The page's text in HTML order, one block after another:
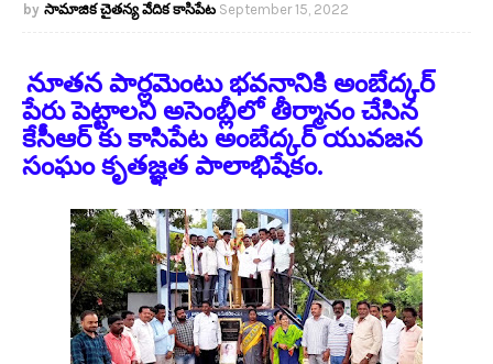
సామాజిక చైతన్య వేదిక కాసిపేట September 15, 2022
నూతన పార్లమెంటు భవనానికి అంబేద్కర్
పేరు పెట్టాలని అసెంబ్లీలో తీర్మానం చేసిన
కేసీఆర్ కు కాసిపేట అంబేద్కర్ యువజన
సంఘం కృతజ్ఞత పాలాభిషేకం.